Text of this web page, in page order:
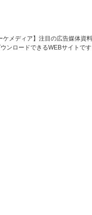
メディア】注目の広告媒体
ンロードできるWEBサイトで